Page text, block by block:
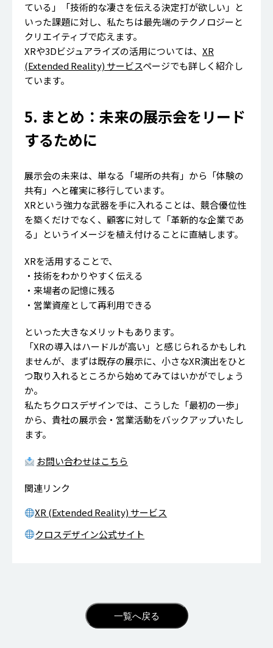
ている」「技術的な凄さを伝える決定打が欲しい」と
いった課題に対し、私たちは最先端のテクノロジーと
クリエイティブで応えます。
XRや3Dビジュアライズの活用については、 XR
(Extended Reality) サービスページでも詳しく紹介し
ています。
5. まとめ：未来の展示会をリード
するために
展示会の未来は、単なる「場所の共有」から「体験の
共有」へと確実に移行しています。
XRという強力な武器を手に入れることは、競合優位性
を築くだけでなく、顧客に対して「革新的な企業であ
る」というイメージを植え付けることに直結します。
XRを活用することで、
・技術をわかりやすく伝える
・来場者の記憶に残る
・営業資産として再利用できる
といった大きなメリットもあります。
「XRの導入はハードルが高い」と感じられるかもしれ
ませんが、まずは既存の展示に、小さなXR演出をひと
つ取り入れるところから始めてみてはいかがでしょう
か。
私たちクロスデザインでは、こうした「最初の一歩」
から、貴社の展示会・営業活動をバックアップいたし
ます。
お問い合わせはこちら
関連リンク
XR (Extended Reality) サービス
クロスデザイン公式サイト